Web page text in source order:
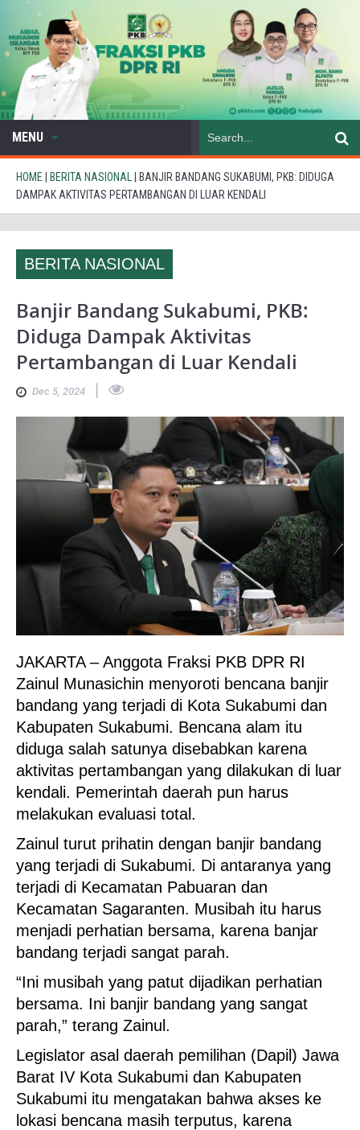
MENU
HOME BERITA NASIONAL
BANJIR BANDANG SUKABUMI, PKB: DIDUGA
DAMPAK AKTIVITAS PERTAMBANGAN DI LUAR KENDALI
BERITA NASIONAL
Banjir Bandang Sukabumi, PKB:
Diduga Dampak Aktivitas
Pertambangan di Luar Kendali
Dec 5, 2024
JAKARTA – Anggota Fraksi PKB DPR RI
Zainul Munasichin menyoroti bencana banjir
bandang yang terjadi di Kota Sukabumi dan
Kabupaten Sukabumi. Bencana alam itu
diduga salah satunya disebabkan karena
aktivitas pertambangan yang dilakukan di luar
kendali. Pemerintah daerah pun harus
melakukan evaluasi total.
Zainul turut prihatin dengan banjir bandang
yang terjadi di Sukabumi. Di antaranya yang
terjadi di Kecamatan Pabuaran dan
Kecamatan Sagaranten. Musibah itu harus
menjadi perhatian bersama, karena banjar
bandang terjadi sangat parah.
“Ini musibah yang patut dijadikan perhatian
bersama. Ini banjir bandang yang sangat
parah,” terang Zainul.
Legislator asal daerah pemilihan (Dapil) Jawa
Barat IV Kota Sukabumi dan Kabupaten
Sukabumi itu mengatakan bahwa akses ke
lokasi bencana masih terputus, karena